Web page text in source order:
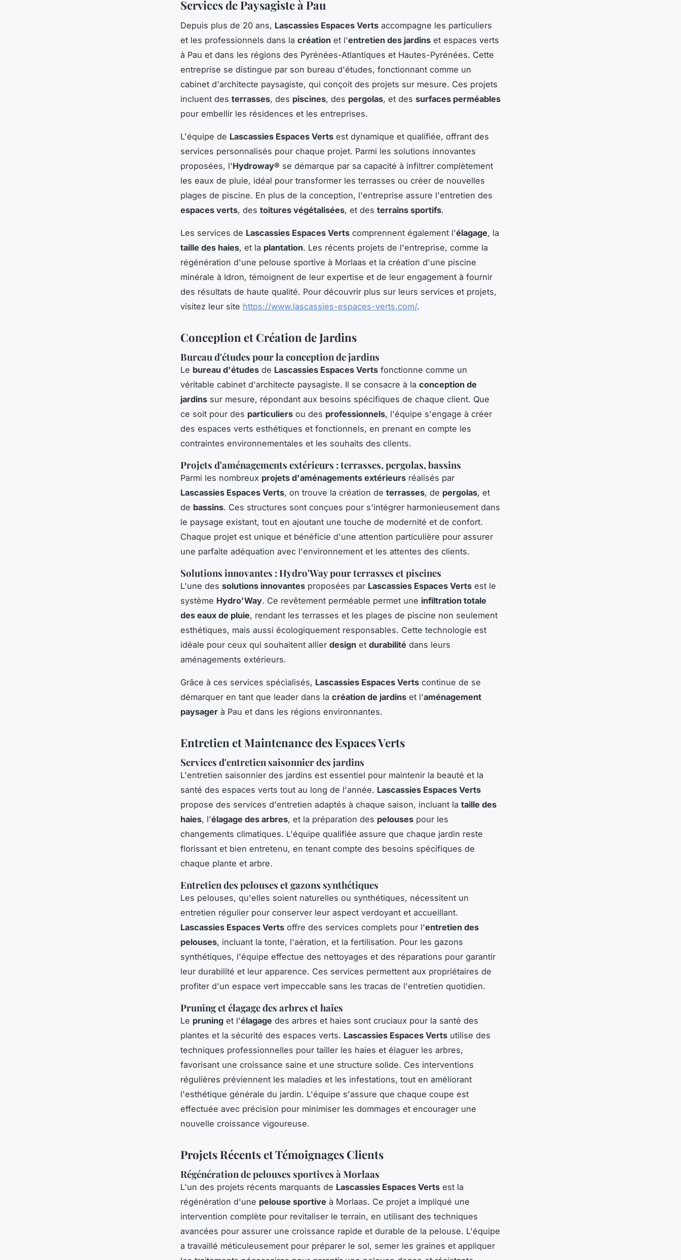
Services de Paysagiste à Pau
Depuis plus de 20 ans, Lascassies Espaces Verts accompagne les particuliers
et les professionnels dans la création et l'entretien des jardins et espaces verts
à Pau et dans les régions des Pyrénées-Atlantiques et Hautes-Pyrénées. Cette
entreprise se distingue par son bureau d'études, fonctionnant comme un
cabinet d'architecte paysagiste, qui conçoit des projets sur mesure. Ces projets
incluent des terrasses, des piscines, des pergolas, et des surfaces perméables
pour embellir les résidences et les entreprises.
L'équipe de Lascassies Espaces Verts est dynamique et qualifiée, offrant des
services personnalisés pour chaque projet. Parmi les solutions innovantes
proposées, l'Hydroway® se démarque par sa capacité à infiltrer complètement
les eaux de pluie, idéal pour transformer les terrasses ou créer de nouvelles
plages de piscine. En plus de la conception, l'entreprise assure l'entretien des
espaces verts, des toitures végétalisées, et des terrains sportifs.
Les services de Lascassies Espaces Verts comprennent également l'élagage, la
taille des haies, et la plantation. Les récents projets de l'entreprise, comme la
régénération d'une pelouse sportive à Morlaas et la création d'une piscine
minérale à Idron, témoignent de leur expertise et de leur engagement à fournir
des résultats de haute qualité. Pour découvrir plus sur leurs services et projets,
visitez leur site https://www.lascassies-espaces-verts.com/.
Conception et Création de Jardins
Bureau d'études pour la conception de jardins
Le bureau d'études de Lascassies Espaces Verts fonctionne comme un
véritable cabinet d'architecte paysagiste. Il se consacre à la conception de
jardins sur mesure, répondant aux besoins spécifiques de chaque client. Que
ce soit pour des particuliers ou des professionnels, l'équipe s'engage à créer
des espaces verts esthétiques et fonctionnels, en prenant en compte les
contraintes environnementales et les souhaits des clients.
Projets d'aménagements extérieurs : terrasses, pergolas, bassins
Parmi les nombreux projets d'aménagements extérieurs réalisés par
Lascassies Espaces Verts, on trouve la création de terrasses, de pergolas, et
de bassins. Ces structures sont conçues pour s'intégrer harmonieusement dans
le paysage existant, tout en ajoutant une touche de modernité et de confort.
Chaque projet est unique et bénéficie d'une attention particulière pour assurer
une parfaite adéquation avec l'environnement et les attentes des clients.
Solutions innovantes : Hydro'Way pour terrasses et piscines
L'une des solutions innovantes proposées par Lascassies Espaces Verts est le
système Hydro'Way. Ce revêtement perméable permet une infiltration totale
des eaux de pluie, rendant les terrasses et les plages de piscine non seulement
esthétiques, mais aussi écologiquement responsables. Cette technologie est
idéale pour ceux qui souhaitent allier design et durabilité dans leurs
aménagements extérieurs.
Grâce à ces services spécialisés, Lascassies Espaces Verts continue de se
démarquer en tant que leader dans la création de jardins et l'aménagement
paysager à Pau et dans les régions environnantes.
Entretien et Maintenance des Espaces Verts
Services d'entretien saisonnier des jardins
L'entretien saisonnier des jardins est essentiel pour maintenir la beauté et la
santé des espaces verts tout au long de l'année. Lascassies Espaces Verts
propose des services d'entretien adaptés à chaque saison, incluant la taille des
haies, l'élagage des arbres, et la préparation des pelouses pour les
changements climatiques. L'équipe qualifiée assure que chaque jardin reste
florissant et bien entretenu, en tenant compte des besoins spécifiques de
chaque plante et arbre.
Entretien des pelouses et gazons synthétiques
Les pelouses, qu'elles soient naturelles ou synthétiques, nécessitent un
entretien régulier pour conserver leur aspect verdoyant et accueillant.
Lascassies Espaces Verts offre des services complets pour l'entretien des
pelouses, incluant la tonte, l'aération, et la fertilisation. Pour les gazons
synthétiques, l'équipe effectue des nettoyages et des réparations pour garantir
leur durabilité et leur apparence. Ces services permettent aux propriétaires de
profiter d'un espace vert impeccable sans les tracas de l'entretien quotidien.
Pruning et élagage des arbres et haies
Le pruning et l'élagage des arbres et haies sont cruciaux pour la santé des
plantes et la sécurité des espaces verts. Lascassies Espaces Verts utilise des
techniques professionnelles pour tailler les haies et élaguer les arbres,
favorisant une croissance saine et une structure solide. Ces interventions
régulières préviennent les maladies et les infestations, tout en améliorant
l'esthétique générale du jardin. L'équipe s'assure que chaque coupe est
effectuée avec précision pour minimiser les dommages et encourager une
nouvelle croissance vigoureuse.
Projets Récents et Témoignages Clients
Régénération de pelouses sportives à Morlaas
L'un des projets récents marquants de Lascassies Espaces Verts est la
régénération d'une pelouse sportive à Morlaas. Ce projet a impliqué une
intervention complète pour revitaliser le terrain, en utilisant des techniques
avancées pour assurer une croissance rapide et durable de la pelouse. L'équipe
a travaillé méticuleusement pour préparer le sol, semer les graines et appliquer